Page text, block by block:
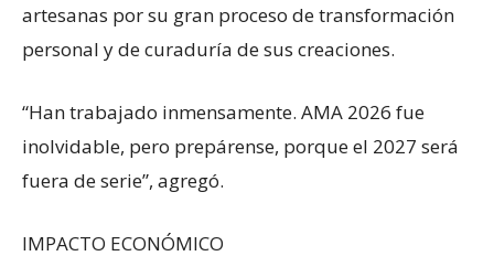
artesanas por su gran proceso de transformación
personal y de curaduría de sus creaciones.
“Han trabajado inmensamente. AMA 2026 fue
inolvidable, pero prepárense, porque el 2027 será
fuera de serie”, agregó.
IMPACTO ECONÓMICO